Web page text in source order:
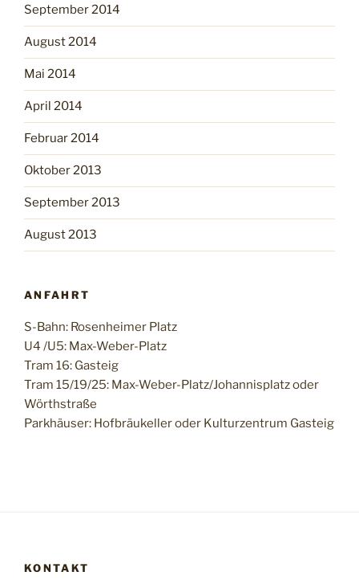
September 2014
August 2014
Mai 2014
April 2014
Februar 2014
Oktober 2013
September 2013
August 2013
ANFAHRT
S-Bahn: Rosenheimer Platz
U4 /U5: Max-Weber-Platz
Tram 16: Gasteig
Tram 15/19/25: Max-Weber-Platz/Johannisplatz oder
Wörthstraße
Parkhäuser: Hofbräukeller oder Kulturzentrum Gasteig
KONTAKT